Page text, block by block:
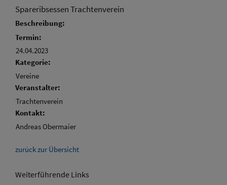
Spareribsessen Trachtenverein
Beschreibung:
Termin:
24.04.2023
Kategorie:
Vereine
Veranstalter:
Trachtenverein
Kontakt:
Andreas Obermaier
zurück zur Übersicht
Weiterführende Links